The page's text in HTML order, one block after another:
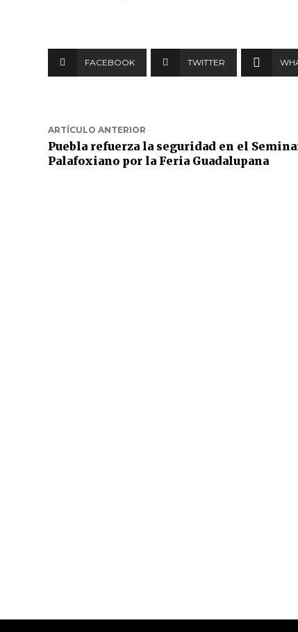
FACEBOOK TWITTER
ARTÍCULO ANTERIOR
Puebla refuerza la seguridad en el
Palafoxiano por la Feria Guadalupana